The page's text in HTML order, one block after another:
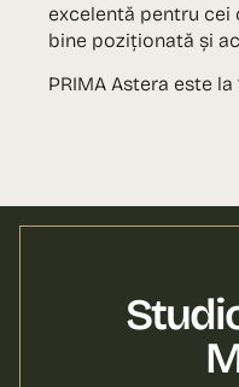
excelentă pentru cei
bine poziționată și
PRIMA Astera este la